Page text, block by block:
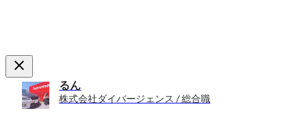
るん
株式会社ダイバージェンス / 総合職